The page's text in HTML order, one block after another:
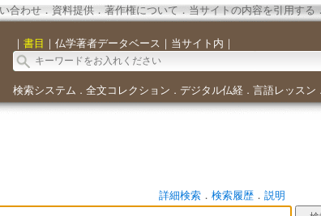
合わせ． 資料提供． 著作権について．当サイトの内容を引用する ．
｜ 書目 ｜ 仏学著者データベース ｜ 当サイト内 ｜
検索システム ． 全文コレクション ． デジタル仏経． 言語レッスン ．
詳細検索． 検索履歴． 説明